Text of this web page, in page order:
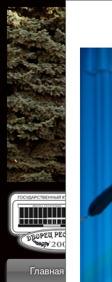
Главная